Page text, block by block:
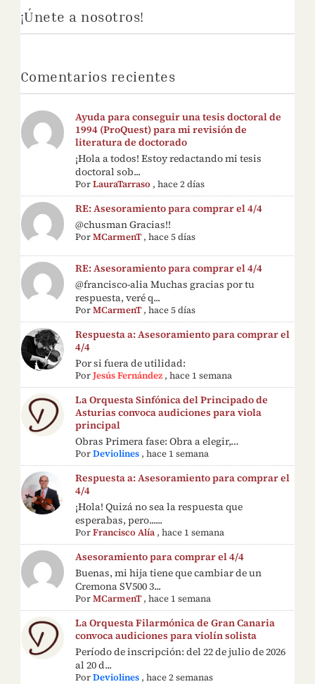
¡Únete a nosotros!
Comentarios recientes
Ayuda para conseguir una tesis doctoral de
1994 (ProQuest) para mi revisión de
literatura de doctorado
¡Hola a todos! Estoy redactando mi tesis
doctoral sob...
PorLauraTarraso ,hace 2 días
RE: Asesoramiento para comprar el 4/4
@chusman Gracias!!
PorMCarmenT,hace 5 días
RE: Asesoramiento para comprar el 4/4
@francisco-alia Muchas gracias por tu
respuesta, veré q...
PorMCarmenT,hace 5 días
Respuesta a: Asesoramiento para comprar el
4/4
Por si fuera de utilidad:
PorJesús Fernández ,hace 1 semana
La Orquesta Sinfónica del Principado de
Asturias convoca audiciones para viola
principal
Obras Primera fase: Obra a elegir,…
PorDeviolines ,hace 1 semana
Respuesta a: Asesoramiento para comprar el
4/4
¡Hola! Quizá no sea la respuesta que
esperabas, pero......
PorFrancisco Alía ,hace 1 semana
Asesoramiento para comprar el 4/4
Buenas, mi hija tiene que cambiar de un
Cremona SV500 3...
PorMCarmenT,hace 1 semana
La Orquesta Filarmónica de Gran Canaria
convoca audiciones para violín solista
Período de inscripción: del 22 de julio de 2026
al 20 d...
PorDeviolines ,hace 2 semanas